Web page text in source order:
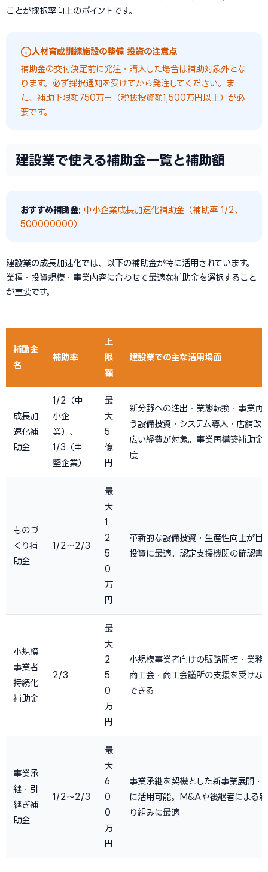
ことが採択率向上のポイントです。
人材育成訓練施設の整備 投資の注意点
補助金の交付決定前に発注・購入した場合は補助対象外とな
ります。必ず採択通知を受けてから発注してください。ま
た、補助下限額750万円（税抜投資額1,500万円以上）が必
要です。
建設業で使える補助金一覧と補助額
おすすめ補助金: 中小企業成長加速化補助金（補助率 1/2、
500000000）
建設業の成長加速化では、以下の補助金が特に活用されています。
業種・投資規模・事業内容に合わせて最適な補助金を選択すること
が重要です。
補助金
名
補助率
上
限
額
建設業での主な活用場面
成長加
速化補
助金
1/2（中
小企
業）、
1/3（中
堅企業）
最
大
5
億
円
新分野への進出・業態転換・事業再
う設備投資・システム導入・店舗改
広い経費が対象。事業再構築補助金
度
ものづ
くり補
助金
1/2〜2/3
最
大
1,
2
5
0
万
円
革新的な設備投資・生産性向上が目
投資に最適。認定支援機関の確認書
小規模
事業者
持続化
補助金
2/3
最
大
2
5
0
万
円
小規模事業者向けの販路開拓・業務
商工会・商工会議所の支援を受けな
できる
事業承
継・引
継ぎ補
助金
1/2〜2/3
最
大
6
0
0
万
円
事業承継を契機とした新事業展開・
に活用可能。M&Aや後継者による
り組みに最適